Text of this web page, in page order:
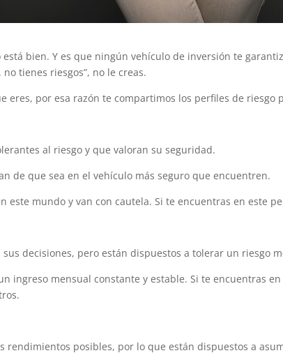
bien. Y es que ningún vehículo de inversión te
tienes riesgos”, no le creas.
eres, por esa razón te compartimos los perfiles de riesgo
al riesgo y que valoran su seguridad.
de que sea en el vehículo más seguro que encuentren.
este mundo y van con cautela. Si te encuentras en este
decisiones, pero están dispuestos a tolerar un riesgo
ingreso mensual constante y estable. Si te encuentras
rendimientos posibles, por lo que están dispuestos a